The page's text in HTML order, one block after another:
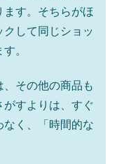
す。そちらがほ
クして同じショッ
。
その他の商品も
すよりは、すぐ
なく、「時間的な